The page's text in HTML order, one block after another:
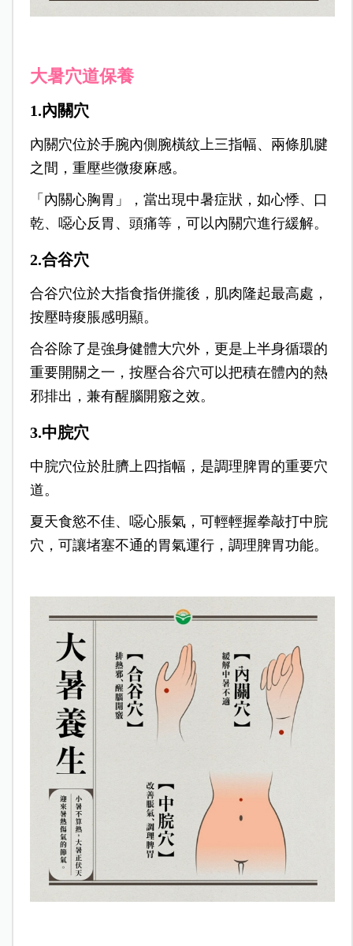
大暑穴道保養
1.內關穴
內關穴位於手腕內側腕橫紋上三指幅、兩條肌腱
之間，重壓些微痠麻感。
「內關心胸胃」，當出現中暑症狀，如心悸、口
乾、噁心反胃、頭痛等，可以內關穴進行緩解。
2.合谷穴
合谷穴位於大指食指併攏後，肌肉隆起最高處，
按壓時痠脹感明顯。
合谷除了是強身健體大穴外，更是上半身循環的
重要開關之一，按壓合谷穴可以把積在體內的熱
邪排出，兼有醒腦開竅之效。
3.中脘穴
中脘穴位於肚臍上四指幅，是調理脾胃的重要穴
道。
夏天食慾不佳、噁心脹氣，可輕輕握拳敲打中脘
穴，可讓堵塞不通的胃氣運行，調理脾胃功能。